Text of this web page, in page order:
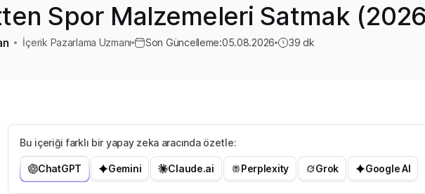
Spor Malzemeleri Satmak
İçerik Pazarlama Uzmanı Son Güncelleme:05.08.2026 39 dk
Bu içeriği farklı bir yapay zeka aracında özetle:
ChatGPT Gemini Claude.ai Perplexity Grok Google AI